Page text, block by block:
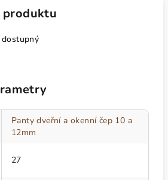
produktu
Panty dveřní a okenní čep 10 a
12mm
27